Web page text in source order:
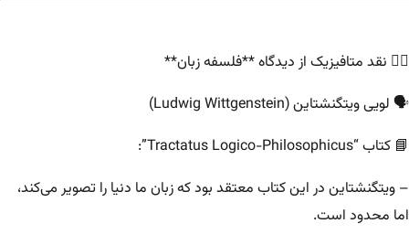
۳️⃣ نقد متافیزیک از دیدگاه **فلسفه زبان**
🗣️ لویی ویتگنشتاین (Ludwig Wittgenstein)
📘 کتاب “Tractatus Logico-Philosophicus”:
– ویتگنشتاین در این کتاب معتقد بود که زبان ما دنیا را تصویر می‌کند،
اما محدود است.